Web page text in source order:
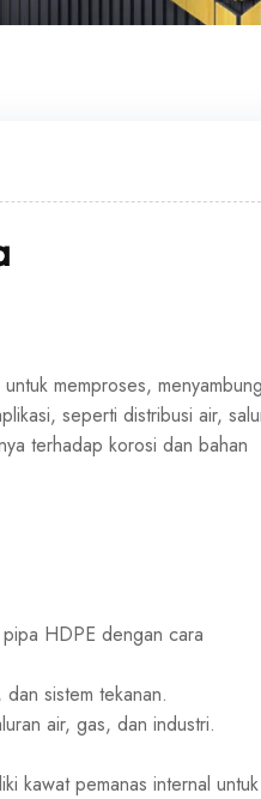
memproses,
seperti distribusi air,
terhadap korosi dan bahan
HDPE dengan cara
sistem tekanan.
air, gas, dan industri.
kawat pemanas internal untuk